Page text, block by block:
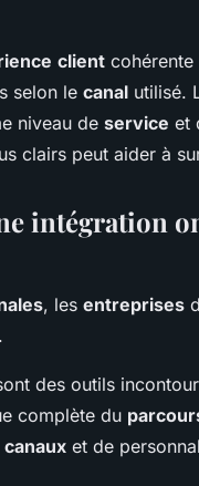
client cohérente
selon le canal utilisé.
niveau de service et
clairs peut aider à
intégration
, les entreprises
des outils
complète du
canaux et de